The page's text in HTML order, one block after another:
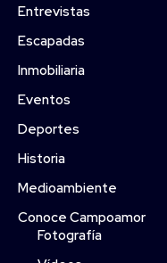
Entrevistas
Escapadas
Inmobiliaria
Eventos
Deportes
Historia
Medioambiente
Conoce Campoamor
Fotografía